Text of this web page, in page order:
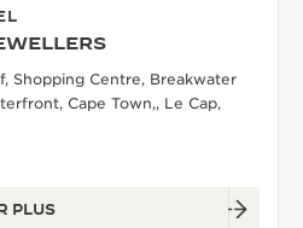
Shopping Centre, Breakwater
Cape Town,, Le Cap,
PLUS